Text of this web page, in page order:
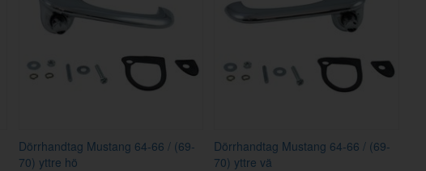
Dörrhandtag Mustang 64-66 / (69-
70) yttre hö
Dörrhandtag Mustang 64-66 / (69-
70) yttre vä